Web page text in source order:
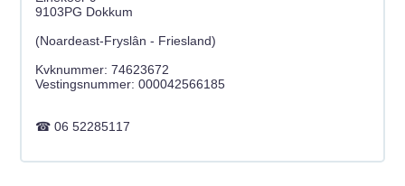
9103PG Dokkum
(Noardeast-Fryslân - Friesland)
Kvknummer: 74623672
06 52285117